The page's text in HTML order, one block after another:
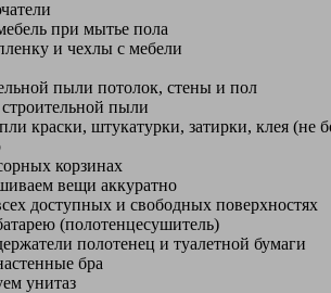
при мытье пола
и чехлы с мебели
пыли потолок, стены и пол
пыли
краски, штукатурки, затирки, клея (не
корзинах
вещи аккуратно
доступных и свободных поверхностях
(полотенцесушитель)
полотенец и туалетной бумаги
бра
унитаз